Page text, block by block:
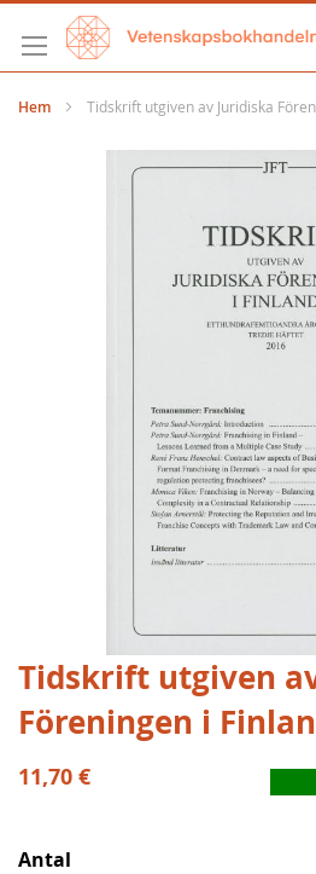
Hoppa
till
innehållet
Hem Tidskrift utgiven av Juridiska
Hoppa
till
början
bildgalleriet
Tidskrift utgiven
Föreningen i
11,70 €
Antal